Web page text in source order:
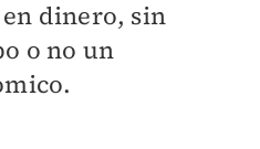
dinero, sin
o no un